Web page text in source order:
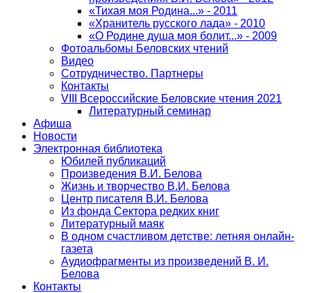
«Тихая моя Родина...» - 2011
«Хранитель русского лада» - 2010
«О Родине душа моя болит...» - 2009
Фотоальбомы Беловских чтений
Видео
Сотрудничество. Партнеры
Контакты
VIII Всероссийские Беловские чтения 2021
Литературный семинар
Афиша
Новости
Электронная библиотека
Юбилей публикаций
Произведения В.И. Белова
Жизнь и творчество В.И. Белова
Центр писателя В.И. Белова
Из фонда Сектора редких книг
Литературный маяк
В одном счастливом детстве: летняя онлайн-
газета
Аудиофрагменты из произведений В. И.
Белова
Контакты